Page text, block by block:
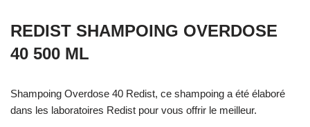
REDIST SHAMPOING OVERDOSE
40 500 ML
Shampoing Overdose 40 Redist, ce shampoing a été élaboré
dans les laboratoires Redist pour vous offrir le meilleur.